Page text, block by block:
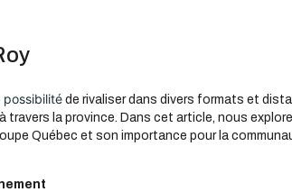
possibilitéde rivaliser dans divers formats et
travers la province. Dans cet article, nous
Québec et son importance pour la